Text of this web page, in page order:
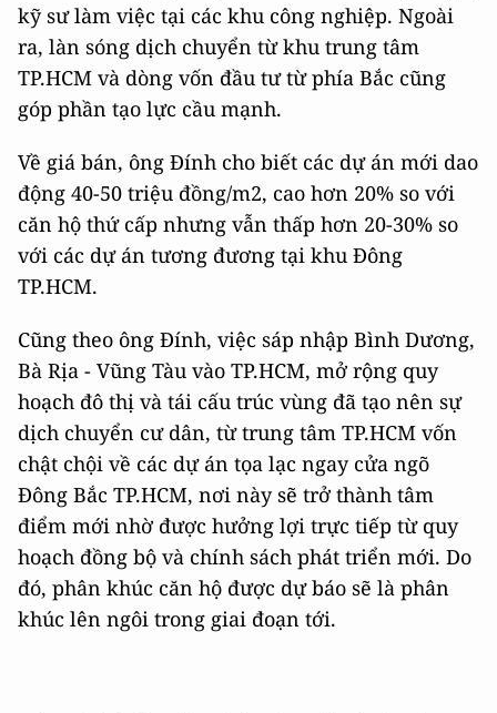
kỹ sư làm việc tại các khu công nghiệp. Ngoài
ra, làn sóng dịch chuyển từ khu trung tâm
TP.HCM và dòng vốn đầu tư từ phía Bắc cũng
góp phần tạo lực cầu mạnh.
Về giá bán, ông Đính cho biết các dự án mới dao
động 40-50 triệu đồng/m2, cao hơn 20% so với
căn hộ thứ cấp nhưng vẫn thấp hơn 20-30% so
với các dự án tương đương tại khu Đông
TP.HCM.
Cũng theo ông Đính, việc sáp nhập Bình Dương,
Bà Rịa - Vũng Tàu vào TP.HCM, mở rộng quy
hoạch đô thị và tái cấu trúc vùng đã tạo nên sự
dịch chuyển cư dân, từ trung tâm TP.HCM vốn
chật chội về các dự án tọa lạc ngay cửa ngõ
Đông Bắc TP.HCM, nơi này sẽ trở thành tâm
điểm mới nhờ được hưởng lợi trực tiếp từ quy
hoạch đồng bộ và chính sách phát triển mới. Do
đó, phân khúc căn hộ được dự báo sẽ là phân
khúc lên ngôi trong giai đoạn tới.